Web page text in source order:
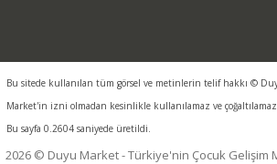
Bu sitede kullanılan tüm görsel ve metinlerin telif hakkı ©
Market'in izni olmadan kesinlikle kullanılamaz ve
Bu sayfa 0.2604 saniyede üretildi.
2026 © Duyu Market - Türkiye'nin Çocuk Gelişim